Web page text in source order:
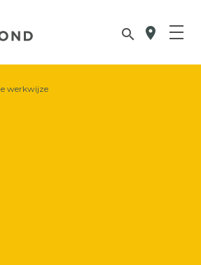
 location_on
werkwijze